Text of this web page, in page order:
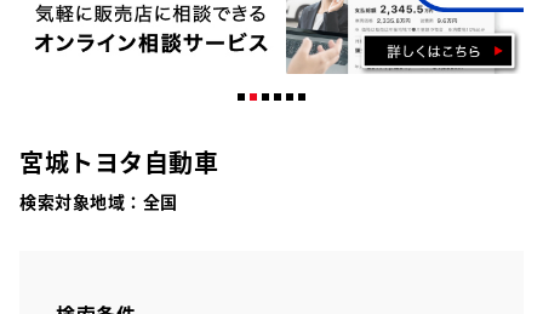
宮城トヨタ自動車
検索対象地域： 全国